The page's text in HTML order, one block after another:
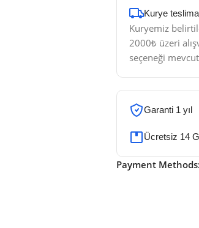
Kurye
Kuryemiz
2000₺ üzeri
seçeneği
Garanti 1 yıl
Ücretsiz 14
Payment Methods: